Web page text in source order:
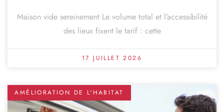
Maison vide sereinement Le volume total et l’accessibilité
des lieux fixent le tarif : cette
17 JUILLET 2026
AMÉLIORATION DE L'HABITAT